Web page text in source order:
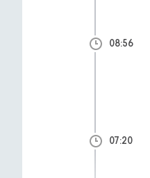
08:56
07:20